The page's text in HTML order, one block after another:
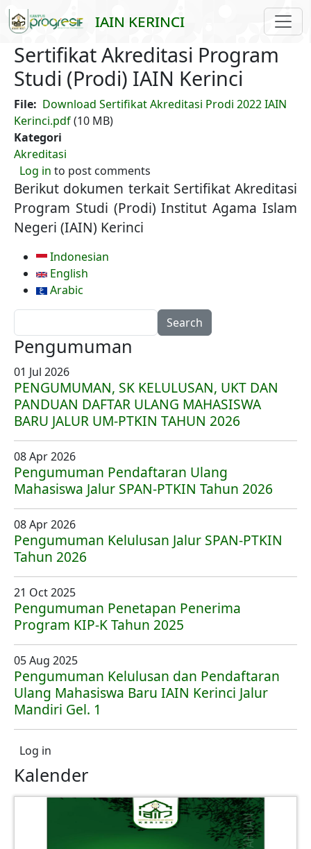
Skip to main content
IAIN KERINCI
Sertifikat Akreditasi Program
Studi (Prodi) IAIN Kerinci
File
Download Sertifikat Akreditasi Prodi 2022 IAIN
Kerinci.pdf(10 MB)
Kategori
Akreditasi
Log in to post comments
Berikut dokumen terkait Sertifikat Akreditasi
Program Studi (Prodi) Institut Agama Islam
Negeri (IAIN) Kerinci
Indonesian
English
Arabic
Pengumuman
01 Jul 2026
PENGUMUMAN, SK KELULUSAN, UKT DAN
PANDUAN DAFTAR ULANG MAHASISWA
BARU JALUR UM-PTKIN TAHUN 2026
08 Apr 2026
Pengumuman Pendaftaran Ulang
Mahasiswa Jalur SPAN-PTKIN Tahun 2026
08 Apr 2026
Pengumuman Kelulusan Jalur SPAN-PTKIN
Tahun 2026
21 Oct 2025
Pengumuman Penetapan Penerima
Program KIP-K Tahun 2025
05 Aug 2025
Pengumuman Kelulusan dan Pendaftaran
Ulang Mahasiswa Baru IAIN Kerinci Jalur
Mandiri Gel. 1
User account menu
Log in
Kalender